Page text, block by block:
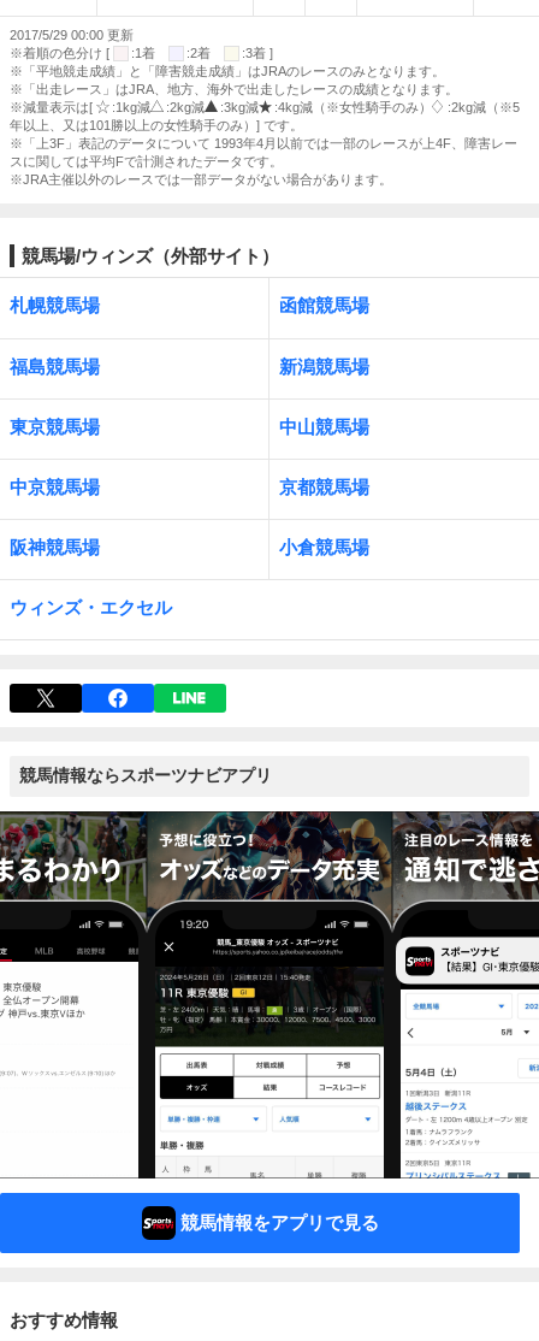
2017/5/29 00:00 更新
※着順の色分け [
:1着 :2着
:3着 ]
※「平地競走成績」と「障害競走成績」はJRAのレースのみとなります。
※「出走レース」はJRA、地方、海外で出走したレースの成績となります。
※減量表示は[
:1kg減 :2kg減 :3kg減 :4kg減（※女性騎手のみ）
:2kg減（※5
年以上、又は101勝以上の女性騎手のみ）] です。
※「上3F」表記のデータについて 1993年4月以前では一部のレースが上4F、障害レー
スに関しては平均Fで計測されたデータです。
※JRA主催以外のレースでは一部データがない場合があります。
競馬場/ウィンズ（外部サイト）
札幌競馬場 函館競馬場
福島競馬場 新潟競馬場
東京競馬場 中山競馬場
中京競馬場 京都競馬場
阪神競馬場 小倉競馬場
ウィンズ・エクセル
競馬情報ならスポーツナビアプリ
競馬情報をアプリで見る
おすすめ情報